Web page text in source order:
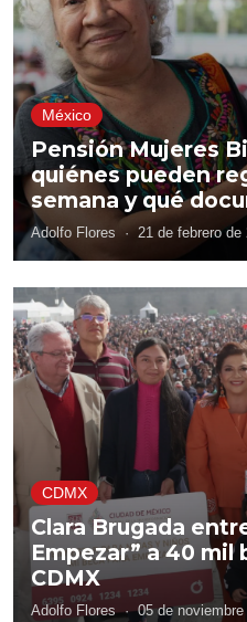
México
Pensión Mujeres
quiénes pueden
semana y qué
Adolfo Flores · 21 de febrero de
CDMX
Clara Brugada
Empezar” a 40
CDMX
Adolfo Flores· 05 de